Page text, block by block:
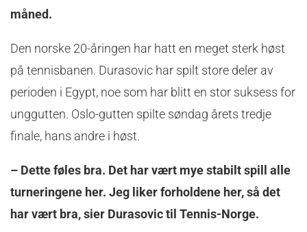
måned.
Den norske 20-åringen har hatt en meget sterk høst
på tennisbanen. Durasovic har spilt store deler av
perioden i Egypt, noe som har blitt en stor suksess for
unggutten. Oslo-gutten spilte søndag årets tredje
finale, hans andre i høst.
– Dette føles bra. Det har vært mye stabilt spill alle
turneringene her. Jeg liker forholdene her, så det
har vært bra, sier Durasovic til Tennis-Norge.